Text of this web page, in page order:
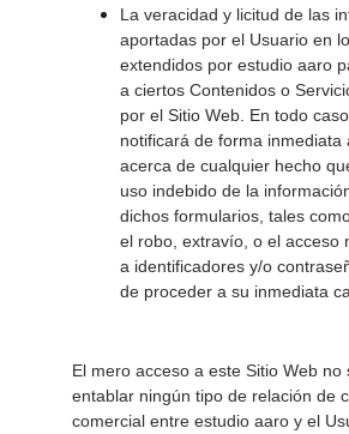
La veracidad y licitud de las
aportadas por el Usuario en
extendidos por estudio aaro
a ciertos Contenidos o
por el Sitio Web. En todo
notificará de forma inmediata
acerca de cualquier hecho
uso indebido de la
dichos formularios, tales
el robo, extravío, o el acceso
a identificadores y/o
de proceder a su inmediata
El mero acceso a este Sitio Web no
entablar ningún tipo de relación de
comercial entre estudio aaro y el